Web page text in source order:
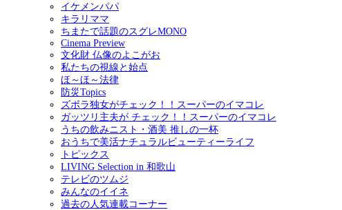
イケメンパパ
キラリママ
ちまたで話題のスグレMONO
Cinema Preview
文化財 仏像のよこがお
私たちの視線と始点
ほ～ほ～法律
防災Topics
ズボラ独女がチェック！！スーパーのイマコレ
ガッツリ主夫が チェック！！スーパーのイマコレ
うちの飲みニスト・酒美 推しの一杯
おうちで美活ナチュラルビューティーライフ
トピックス
LIVING Selection in 和歌山
テレビのツムジ
みんなのイイネ
過去の人気連載コーナー